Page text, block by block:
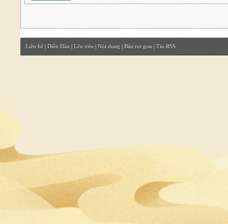
Liên hệ | Diễn Đàn | Lên trên | Nội dung | Bản rút gọn | Tin RSS